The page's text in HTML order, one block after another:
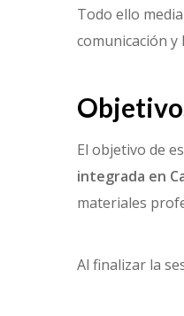
Todo ello
comunicación y
El objetivo de
integrada en
materiales
Al finalizar la